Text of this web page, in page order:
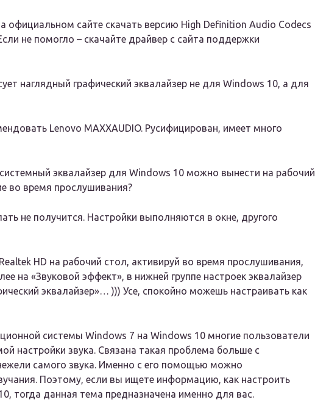
официальном сайте скачать версию High Definition Audio Codecs
не помогло – скачайте драйвер с сайта поддержки
наглядный графический эквалайзер не для Windows 10, а для
Lenovo MAXXAUDIO. Русифицирован, имеет много
эквалайзер для Windows 10 можно вынести на рабочий
во время прослушивания?
не получится. Настройки выполняются в окне, другого
HD на рабочий стол, активируй во время прослушивания,
на «Звуковой эффект», в нижней группе настроек эквалайзер
эквалайзер»… ))) Усе, спокойно можешь настраивать как
системы Windows 7 на Windows 10 многие пользователи
настройки звука. Связана такая проблема больше с
самого звука. Именно с его помощью можно
Поэтому, если вы ищете информацию, как настроить
тогда данная тема предназначена именно для вас.